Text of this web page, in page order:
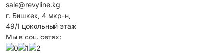
sale@revyline.kg
г. Бишкек, 4 мкр-н,
49/1 цокольный этаж
Мы в соц. сетях: